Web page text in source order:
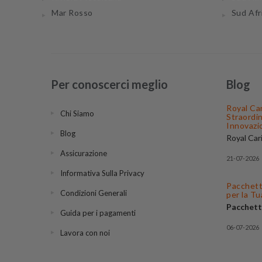
Mar Rosso
Sud
Per conoscerci meglio
Chi Siamo
Blog
Assicurazione
Informativa Sulla Privacy
Condizioni Generali
Guida per i pagamenti
Lavora con noi
Blog
Royal
Royal
mondo,
puoi
migliori
partenze
Emirati
21-07-2026
per la
vacanza
I nostri
06-07-2026